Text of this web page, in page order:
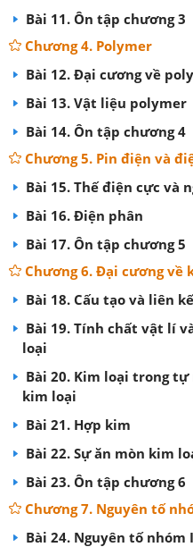
Bài 11. Ôn tập chương 3
Chương 4. Polymer
Bài 12. Đại cương về
Bài 13. Vật liệu polymer
Bài 14. Ôn tập chương 4
Chương 5. Pin điện và
Bài 15. Thế điện cực và
Bài 16. Điện phân
Bài 17. Ôn tập chương 5
Chương 6. Đại cương về
Bài 18. Cấu tạo và liên
Bài 19. Tính chất vật lí
loại
Bài 20. Kim loại trong
kim loại
Bài 21. Hợp kim
Bài 22. Sự ăn mòn kim
Bài 23. Ôn tập chương 6
Chương 7. Nguyên tố
Bài 24. Nguyên tố nhóm